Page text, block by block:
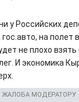
у Российских
на полет
не плохо
И экономика
ЖАЛОБА МОДЕРАТОРУ